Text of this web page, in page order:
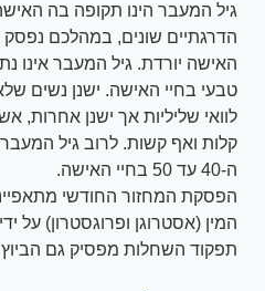
גיל המעבר הינו תקופה בה האישה
הדרגתיים שונים, במהלכם נפסק
האישה יורדת. גיל המעבר אינו
טבעי בחיי האישה. ישנן נשים
לוואי שליליות אך ישנן אחרות,
קלות ואף קשות. לרוב גיל
ה-40 עד 50 בחיי האישה.
הפסקת המחזור החודשי
המין (אסטרוגן ופרוגסטרון) על
תפקוד השחלות מפסיק גם